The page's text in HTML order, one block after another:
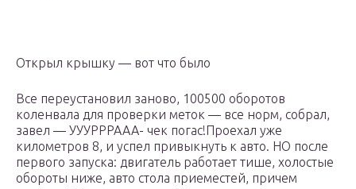
Открыл крышку — вот что было
Все переустановил заново, 100500 оборотов
коленвала для проверки меток — все норм, собрал,
завел — УУУРРРААА- чек погас!Проехал уже
километров 8, и успел привыкнуть к авто. НО после
первого запуска: двигатель работает тише, холостые
обороты ниже, авто стола приеместей, причем